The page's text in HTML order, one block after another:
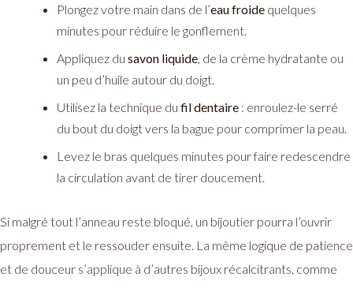
Plongez votre main dans de l’eau froide quelques
minutes pour réduire le gonflement.
Appliquez du savon liquide , de la crème hydratante ou
un peu d’huile autour du doigt.
Utilisez la technique du fil dentaire : enroulez-le serré
du bout du doigt vers la bague pour comprimer la peau.
Levez le bras quelques minutes pour faire redescendre
la circulation avant de tirer doucement.
Si malgré tout l’anneau reste bloqué, un bijoutier pourra l’ouvrir
proprement et le ressouder ensuite. La même logique de patience
et de douceur s’applique à d’autres bijoux récalcitrants, comme